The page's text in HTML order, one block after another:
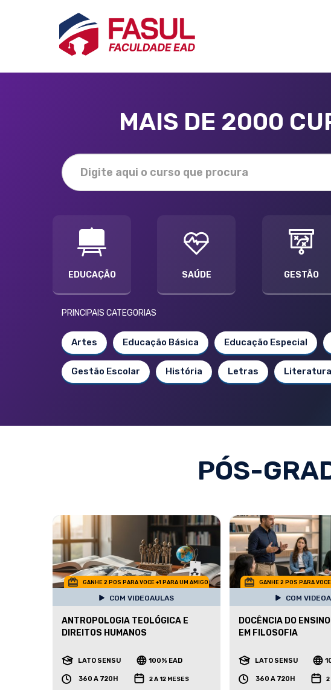
MAIS DE 2000
EDUCAÇÃO SAÚDE GESTÃO
PRINCIPAIS CATEGORIAS
Artes Educação Básica Educação Especial
Gestão Escolar História Letras Literatura
PÓS-
GANHE 2 POS PARA VOCE +1 PARA UM AMIGO
COM VIDEOAULAS
ANTROPOLOGIA TEOLÓGICA E
DIREITOS HUMANOS
LATO SENSU 100% EAD
360 A 720H 2 A 12 MESES
GANHE 2 POS PARA
COM
DOCÊNCIA DO
EM FILOSOFIA
LATO SENSU
360 A 720H 2